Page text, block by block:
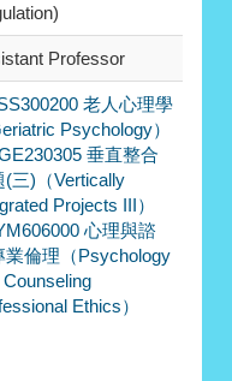
Professor
老人心理學
Psychology）
垂直整合
(三)（Vertically
Projects III）
心理與諮
業倫理（Psychology
Counseling
Ethics）